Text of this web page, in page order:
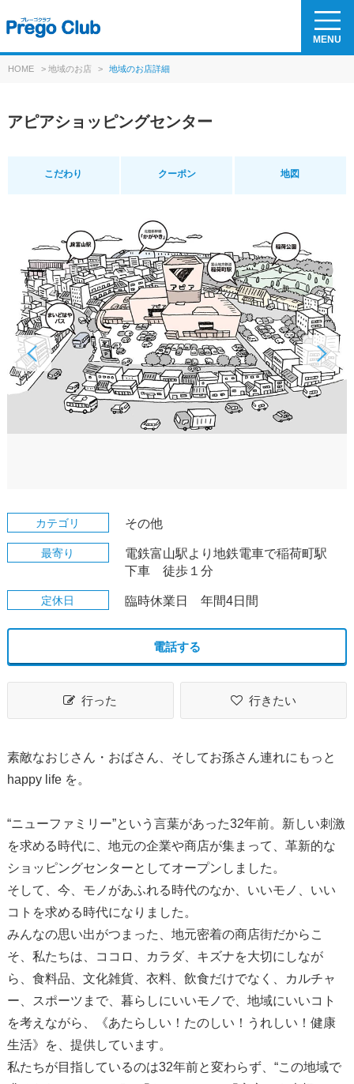
MENU
HOME > 地域のお店 > 地域のお店詳細
アピアショッピングセンター
こだわり クーポン 地図
カテゴリ その他
最寄り
電鉄富山駅より地鉄電車で稲荷町駅
下車 徒歩１分
定休日 臨時休業日 年間4日間
電話する
行った 行きたい
素敵なおじさん・おばさん、そしてお孫さん連れにもっと
happy life を。
“ニューファミリー”という言葉があった32年前。新しい刺激
を求める時代に、地元の企業や商店が集まって、革新的な
ショッピングセンターとしてオープンしました。
そして、今、モノがあふれる時代のなか、いいモノ、いい
コトを求める時代になりました。
みんなの思い出がつまった、地元密着の商店街だからこ
そ、私たちは、ココロ、カラダ、キズナを大切にしなが
ら、食料品、文化雑貨、衣料、飲食だけでなく、カルチャ
ー、スポーツまで、暮らしにいいモノで、地域にいいコト
を考えながら、《あたらしい！たのしい！うれしい！健康
生活》を、提供しています。
私たちが目指しているのは32年前と変わらず、“この地域で